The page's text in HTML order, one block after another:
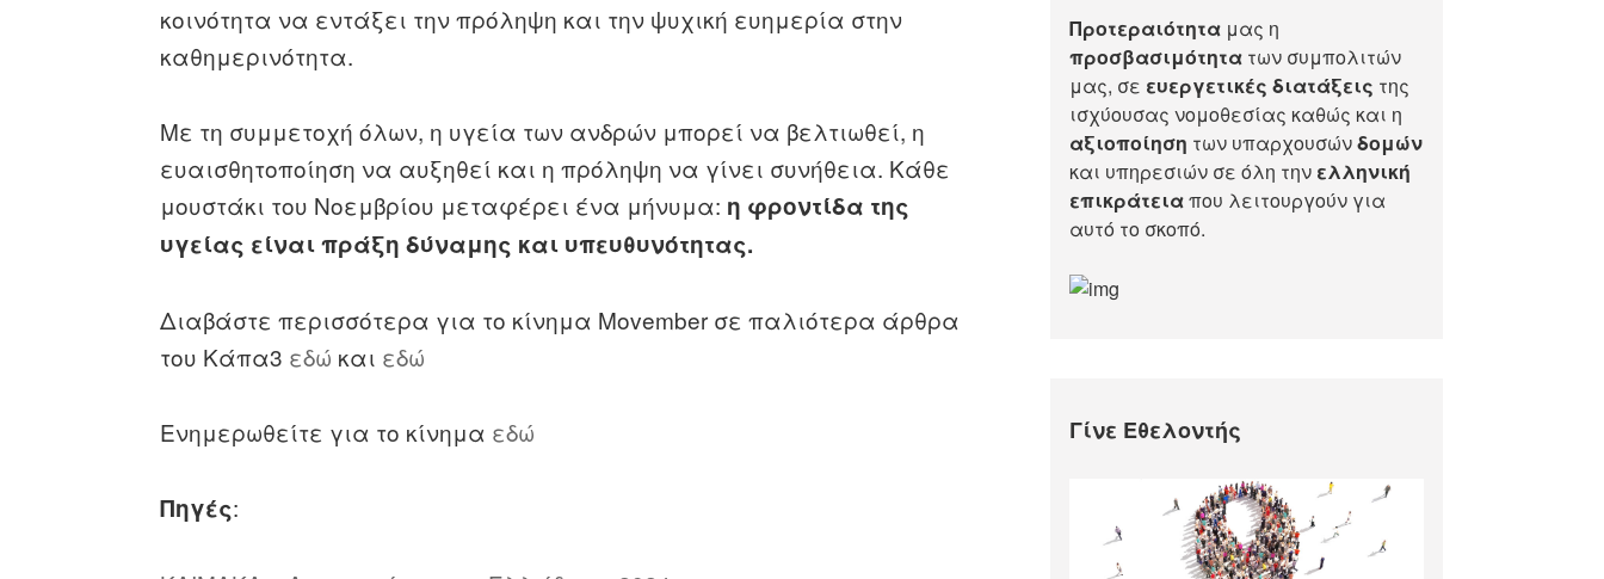
κοινότητα να εντάξει την πρόληψη και την ψυχική ευημερία στην
καθημερινότητα.
Με τη συμμετοχή όλων, η υγεία των ανδρών μπορεί να βελτιωθεί, η
ευαισθητοποίηση να αυξηθεί και η πρόληψη να γίνει συνήθεια. Κάθε
μουστάκι του Νοεμβρίου μεταφέρει ένα μήνυμα: η φροντίδα της
υγείας είναι πράξη δύναμης και υπευθυνότητας.
Διαβάστε περισσότερα για το κίνημα Movember σε παλιότερα άρθρα
του Κάπα3 εδώ και εδώ
Ενημερωθείτε για το κίνημα εδώ
Πηγές:
Προτεραιότητα μας η
προσβασιμότητα των συμπολιτών
μας, σε ευεργετικές διατάξεις της
ισχύουσας νομοθεσίας καθώς και η
αξιοποίηση των υπαρχουσώνδομών
και υπηρεσιών σε όλη την ελληνική
επικράτειαπου λειτουργούν για
αυτό το σκοπό.​
Γίνε Εθελοντής